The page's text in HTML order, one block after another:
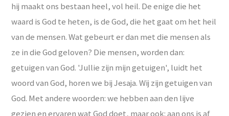
hij maakt ons bestaan heel, vol heil. De enige die het
waard is God te heten, is de God, die het gaat om het heil
van de mensen. Wat gebeurt er dan met die mensen als
ze in die God geloven? Die mensen, worden dan:
getuigen van God. 'Jullie zijn mijn getuigen', luidt het
woord van God, horen we bij Jesaja. Wij zijn getuigen van
God. Met andere woorden: we hebben aan den lijve
gezien en ervaren wat God doet, maar ook: aan ons is af